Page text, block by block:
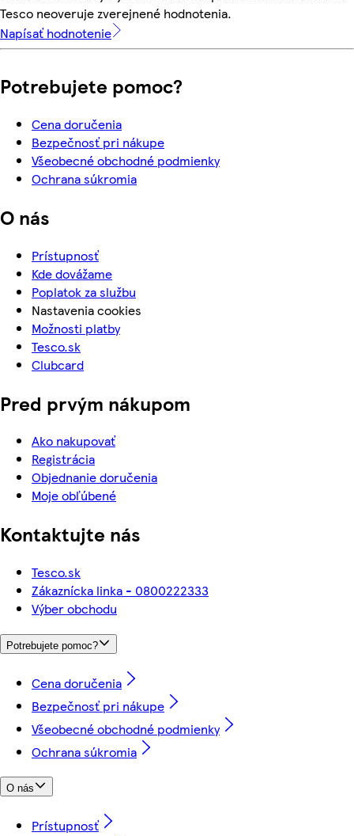
Tesco neoveruje zverejnené hodnotenia.
Napísať hodnotenie
Potrebujete pomoc?
Cena doručenia
Bezpečnosť pri nákupe
Všeobecné obchodné podmienky
Ochrana súkromia
O nás
Prístupnosť
Kde dovážame
Poplatok za službu
Nastavenia cookies
Možnosti platby
Tesco.sk
Clubcard
Pred prvým nákupom
Ako nakupovať
Registrácia
Objednanie doručenia
Moje obľúbené
Kontaktujte nás
Tesco.sk
Zákaznícka linka - 0800222333
Výber obchodu
Potrebujete pomoc?
Cena doručenia
Bezpečnosť pri nákupe
Všeobecné obchodné podmienky
Ochrana súkromia
O nás
Prístupnosť